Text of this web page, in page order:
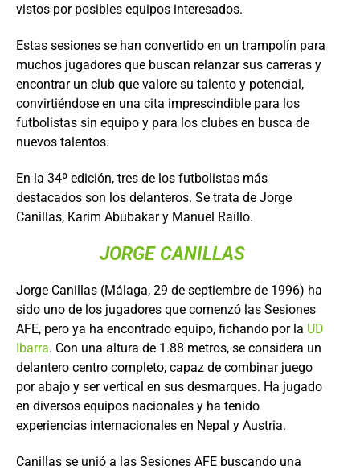
vistos por posibles equipos interesados.
Estas sesiones se han convertido en un trampolín para
muchos jugadores que buscan relanzar sus carreras y
encontrar un club que valore su talento y potencial,
convirtiéndose en una cita imprescindible para los
futbolistas sin equipo y para los clubes en busca de
nuevos talentos.
En la 34º edición, tres de los futbolistas más
destacados son los delanteros. Se trata de Jorge
Canillas, Karim Abubakar y Manuel Raíllo.
JORGE CANILLAS
Jorge Canillas (Málaga, 29 de septiembre de 1996) ha
sido uno de los jugadores que comenzó las Sesiones
AFE, pero ya ha encontrado equipo, fichando por la UD
Ibarra. Con una altura de 1.88 metros, se considera un
delantero centro completo, capaz de combinar juego
por abajo y ser vertical en sus desmarques. Ha jugado
en diversos equipos nacionales y ha tenido
experiencias internacionales en Nepal y Austria.
Canillas se unió a las Sesiones AFE buscando una